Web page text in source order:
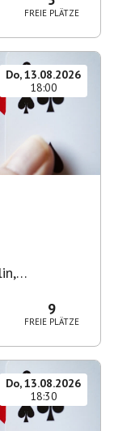
FREIE PLÄTZE
Do, 13.08.2026
18:00
9
FREIE PLÄTZE
Do, 13.08.2026
18:30